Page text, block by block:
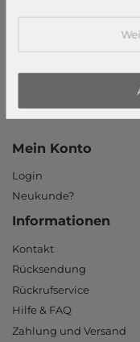
Datenschutzerklärung
Unsere Stores
Mein Konto
Login
Neukunde?
Informationen
Kontakt
Rücksendung
Rückrufservice
Hilfe & FAQ
Zahlung und Versand